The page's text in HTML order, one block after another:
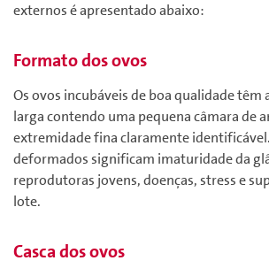
externos é apresentado abaixo:
Formato dos ovos
Os ovos incubáveis de boa qualidade têm
larga contendo uma pequena câmara de
extremidade fina claramente
deformados significam imaturidade da
reprodutoras jovens, doenças, stress e
lote.
Casca dos ovos